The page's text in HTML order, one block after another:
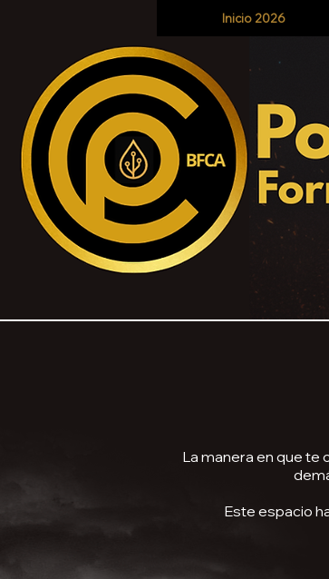
Inicio 2026
La manera en que te
Este espacio